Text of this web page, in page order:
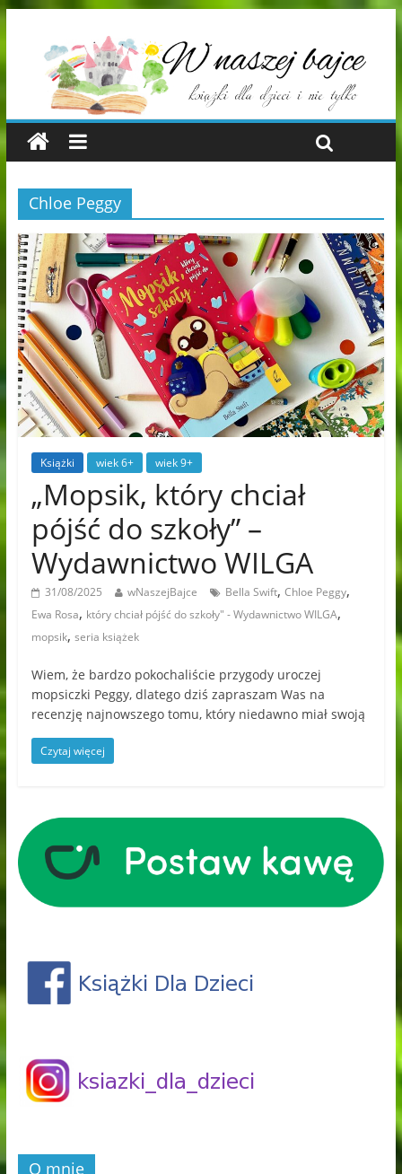
Chloe Peggy
Książki wiek 6+ wiek 9+
„Mopsik, który chciał
pójść do szkoły” –
Wydawnictwo WILGA
31/08/2025 wNaszejBajce Bella Swift, Chloe Peggy,
Ewa Rosa, który chciał pójść do szkoły" - Wydawnictwo WILGA,
mopsik, seria książek
Wiem, że bardzo pokochaliście przygody uroczej
mopsiczki Peggy, dlatego dziś zapraszam Was na
recenzję najnowszego tomu, który niedawno miał swoją
Czytaj więcej
O mnie